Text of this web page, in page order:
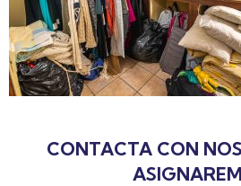
CONTACTA CON